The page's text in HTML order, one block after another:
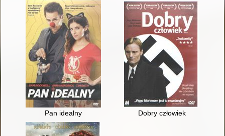
Pan idealny Dobry człowiek